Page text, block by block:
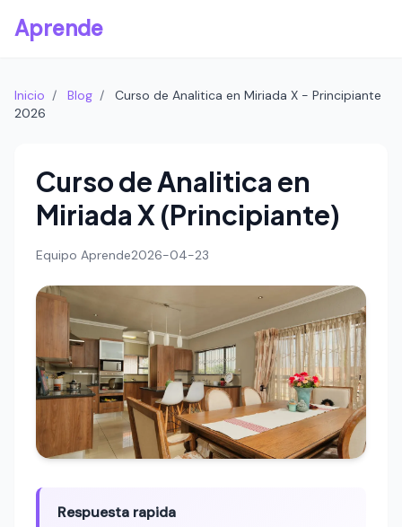
Aprende
Inicio / Blog /
Curso de Analitica en Miriada X - Principiante
2026
Curso de Analitica en
Miriada X (Principiante)
Equipo Aprende2026-04-23
Respuesta rapida